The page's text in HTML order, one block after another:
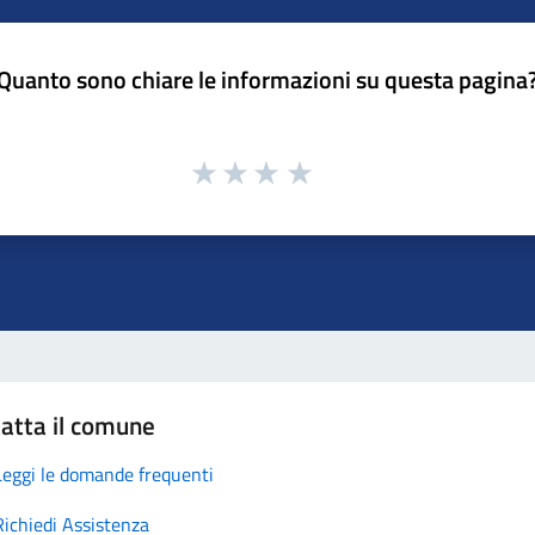
sono chiare le informazioni su questa
il comune
le domande frequenti
Assistenza